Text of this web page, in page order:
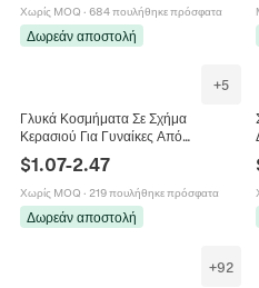
Χωρίς MOQ · 684 πουλήθηκε πρόσφατα
Δωρεάν αποστολή
+5
Γλυκά Κοσμήματα Σε Σχήμα
Κερασιού Για Γυναίκες Από
Ανοξείδωτο Ατσάλι Κολιέ Και
Σκουλαρίκια Φρούτων
$1.07-2.47
Χωρίς MOQ · 219 πουλήθηκε πρόσφατα
Δωρεάν αποστολή
+92